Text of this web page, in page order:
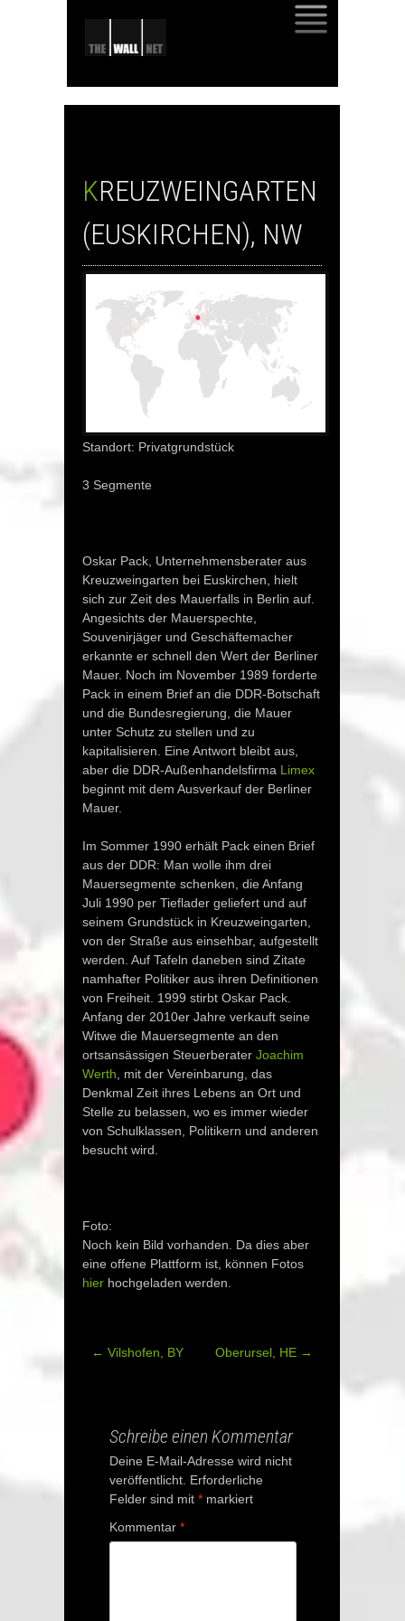
KREUZWEINGARTEN
(EUSKIRCHEN), NW
Standort: Privatgrundstück
3 Segmente
Oskar Pack, Unternehmensberater aus
Kreuzweingarten bei Euskirchen, hielt
sich zur Zeit des Mauerfalls in Berlin auf.
Angesichts der Mauerspechte,
Souvenirjäger und Geschäftemacher
erkannte er schnell den Wert der Berliner
Mauer. Noch im November 1989 forderte
Pack in einem Brief an die DDR-Botschaft
und die Bundesregierung, die Mauer
unter Schutz zu stellen und zu
kapitalisieren. Eine Antwort bleibt aus,
aber die DDR-Außenhandelsfirma Limex
beginnt mit dem Ausverkauf der Berliner
Mauer.
Im Sommer 1990 erhält Pack einen Brief
aus der DDR: Man wolle ihm drei
Mauersegmente schenken, die Anfang
Juli 1990 per Tieflader geliefert und auf
seinem Grundstück in Kreuzweingarten,
von der Straße aus einsehbar, aufgestellt
werden. Auf Tafeln daneben sind Zitate
namhafter Politiker aus ihren Definitionen
von Freiheit. 1999 stirbt Oskar Pack.
Anfang der 2010er Jahre verkauft seine
Witwe die Mauersegmente an den
ortsansässigen Steuerberater Joachim
Werth , mit der Vereinbarung, das
Denkmal Zeit ihres Lebens an Ort und
Stelle zu belassen, wo es immer wieder
von Schulklassen, Politikern und anderen
besucht wird.
Foto:
Noch kein Bild vorhanden. Da dies aber
eine offene Plattform ist, können Fotos
hier hochgeladen werden.
Post
← Vilshofen, BY Oberursel, HE →
Schreibe einen Kommentar
Deine E-Mail-Adresse wird nicht
veröffentlicht. Erforderliche
Felder sind mit * markiert
Kommentar *